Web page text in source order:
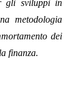
gli sviluppi in
metodologia
dei
finanza.